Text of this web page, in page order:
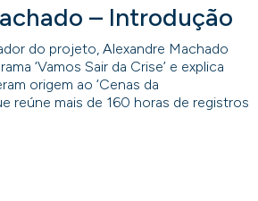
– Introdução
do projeto, Alexandre Machado
‘Vamos Sair da Crise’ e explica
origem ao ‘Cenas da
reúne mais de 160 horas de registros